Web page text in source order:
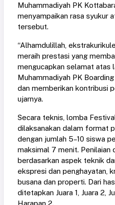
Muhammadiyah PK
menyampaikan rasa syukur
tersebut.
“Alhamdulillah,
meraih prestasi yang
mengucapkan selamat atas
Muhammadiyah PK
dan memberikan kontribusi
ujarnya.
Secara teknis, lomba
dilaksanakan dalam format
dengan jumlah 5–10 siswa
maksimal 7 menit. Penilaian
berdasarkan aspek teknik
ekspresi dan penghayatan,
busana dan properti. Dari
ditetapkan Juara 1, Juara 2,
Harapan 2.